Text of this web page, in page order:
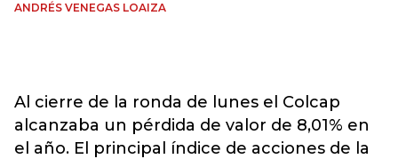
ANDRÉS VENEGAS LOAIZA
Al cierre de la ronda de lunes el Colcap
alcanzaba un pérdida de valor de 8,01% en
el año. El principal índice de acciones de la